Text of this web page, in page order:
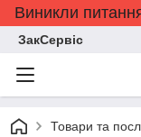
Виникли
ЗакСервіс
Товари та